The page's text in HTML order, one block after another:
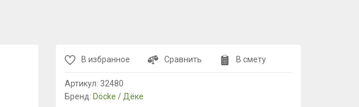
В избранное Сравнить В смету
Артикул: 32480
Бренд: Döcke / Дёке